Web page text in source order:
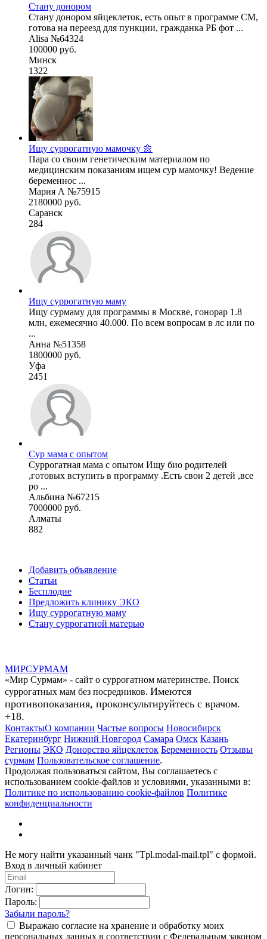
Стану донором
Стану донором яйцеклеток, есть опыт в программе СМ,
готова на переезд для пункции, гражданка РБ фот ...
Alisa №64324
100000 руб.
Минск
1322
Ищу суррогатную мамочку 🌼
Пара со своим генетическим материалом по
медицинским показаниям ищем сур мамочку! Ведение
беременнос ...
Мария А №75915
2180000 руб.
Саранск
284
Ищу суррогатную маму
Ищу сурмаму для программы в Москве, гонорар 1.8
млн, ежемесячно 40.000. По всем вопросам в лс или по
...
Анна №51358
1800000 руб.
Уфа
2451
Сур мама с опытом
Суррогатная мама с опытом Ищу био родителей
,готовых вступить в программу .Есть свои 2 детей ,все
ро ...
Альбина №67215
7000000 руб.
Алматы
882
Добавить объявление
Статьи
Бесплодие
Предложить клинику ЭКО
Ищу суррогатную маму
Стану суррогатной матерью
МИРСУРМАМ
«Мир Сурмам» - сайт о суррогатном материнстве. Поиск
суррогатных мам без посредников. Имеются
противопоказания, проконсультируйтесь с врачом.
+18.
КонтактыО компании Частые вопросы Новосибирск
Екатеринбург Нижний Новгород Самара Омск Казань
Регионы ЭКО Донорство яйцеклеток Беременность Отзывы
сурмам Пользовательское соглашение.
Продолжая пользоваться сайтом, Вы соглашаетесь с
использованием cookie-файлов и условиями, указанными в:
Политике по использованию cookie-файлов Политике
конфиденциальности
Не могу найти указанный чанк "Tpl.modal-mail.tpl" с формой.
Вход в личный кабинет
Логин:
Пароль:
Забыли пароль?
Выражаю согласие на хранение и обработку моих
персональных данных в соответствии с Федеральным законом